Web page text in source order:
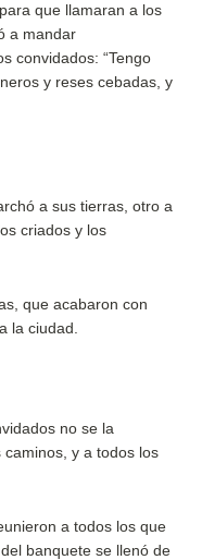
que llamaran a los
a mandar
convidados: “Tengo
y reses cebadas, y
a sus tierras, otro a
criados y los
que acabaron con
la ciudad.
no se la
y a todos los
a todos los que
banquete se llenó de